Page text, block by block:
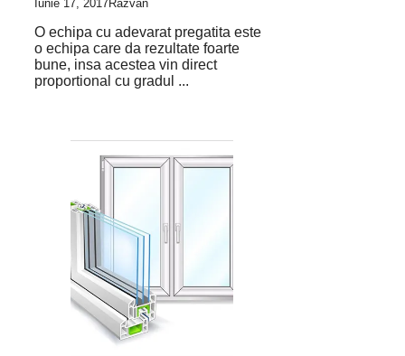
Iunie 17, 2017 Razvan
O echipa cu adevarat pregatita este
o echipa care da rezultate foarte
bune, insa acestea vin direct
proportional cu gradul ...